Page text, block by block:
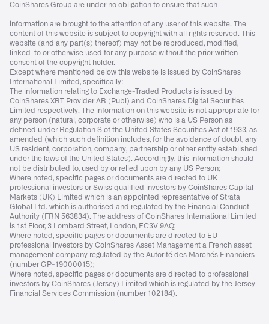
CoinShares Group are under no obligation to ensure that such
information are brought to the attention of any user of this website. The
content of this website is subject to copyright with all rights reserved. This
website (and any part(s) thereof) may not be reproduced, modified,
linked-to or otherwise used for any purpose without the prior written
consent of the copyright holder.
Except where mentioned below this website is issued by CoinShares
International Limited, specifically:
The information relating to Exchange-Traded Products is issued by
CoinShares XBT Provider AB (Publ) and CoinShares Digital Securities
Limited respectively. The information on this website is not appropriate for
any person (natural, corporate or otherwise) who is a US Person as
defined under Regulation S of the United States Securities Act of 1933, as
amended (which such definition includes, for the avoidance of doubt, any
US resident, corporation, company, partnership or other entity established
under the laws of the United States). Accordingly, this information should
not be distributed to, used by or relied upon by any US Person;
Where noted, specific pages or documents are directed to UK
professional investors or Swiss qualified investors by CoinShares Capital
Markets (UK) Limited which is an appointed representative of Strata
Global Ltd. which is authorised and regulated by the Financial Conduct
Authority (FRN 563834). The address of CoinShares International Limited
is 1st Floor, 3 Lombard Street, London, EC3V 9AQ;
Where noted, specific pages or documents are directed to EU
professional investors by CoinShares Asset Management a French asset
management company regulated by the Autorité des Marchés Financiers
(number GP-19000015);
Where noted, specific pages or documents are directed to professional
investors by CoinShares (Jersey) Limited which is regulated by the Jersey
Financial Services Commission (number 102184).